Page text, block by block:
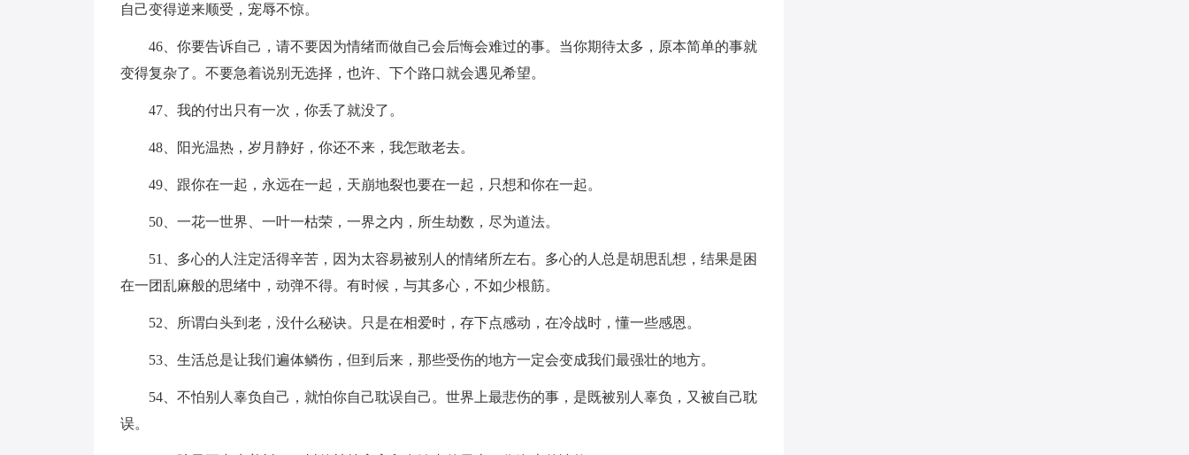
自己变得逆来顺受，宠辱不惊。
46、你要告诉自己，请不要因为情绪而做自己会后悔会难过的事。当你期待太多，原本简单的事就
变得复杂了。不要急着说别无选择，也许、下个路口就会遇见希望。
47、我的付出只有一次，你丢了就没了。
48、阳光温热，岁月静好，你还不来，我怎敢老去。
49、跟你在一起，永远在一起，天崩地裂也要在一起，只想和你在一起。
50、一花一世界、一叶一枯荣，一界之内，所生劫数，尽为道法。
51、多心的人注定活得辛苦，因为太容易被别人的情绪所左右。多心的人总是胡思乱想，结果是困
在一团乱麻般的思绪中，动弹不得。有时候，与其多心，不如少根筋。
52、所谓白头到老，没什么秘诀。只是在相爱时，存下点感动，在冷战时，懂一些感恩。
53、生活总是让我们遍体鳞伤，但到后来，那些受伤的地方一定会变成我们最强壮的地方。
54、不怕别人辜负自己，就怕你自己耽误自己。世界上最悲伤的事，是既被别人辜负，又被自己耽
误。